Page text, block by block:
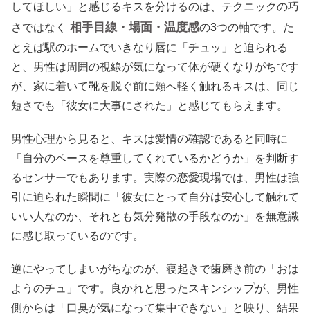
してほしい」と感じるキスを分けるのは、テクニックの巧
さではなく
相手目線・場面・温度感の3つの軸です。た
とえば駅のホームでいきなり唇に「チュッ」と迫られる
と、男性は周囲の視線が気になって体が硬くなりがちです
が、家に着いて靴を脱ぐ前に頬へ軽く触れるキスは、同じ
短さでも「彼女に大事にされた」と感じてもらえます。
男性心理から見ると、キスは愛情の確認であると同時に
「自分のペースを尊重してくれているかどうか」を判断す
るセンサーでもあります。実際の恋愛現場では、男性は強
引に迫られた瞬間に「彼女にとって自分は安心して触れて
いい人なのか、それとも気分発散の手段なのか」を無意識
に感じ取っているのです。
逆にやってしまいがちなのが、寝起きで歯磨き前の「おは
ようのチュ」です。良かれと思ったスキンシップが、男性
側からは「口臭が気になって集中できない」と映り、結果